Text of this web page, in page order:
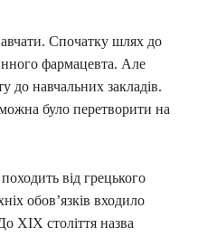
Спочатку шлях до
фармацевта. Але
до навчальних закладів.
було перетворити на
від грецького
обов’язків входило
ХІХ століття назва